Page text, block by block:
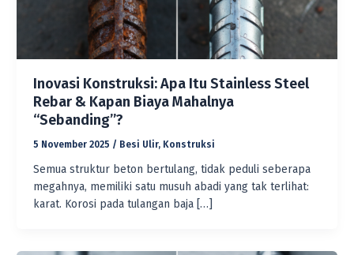
Inovasi Konstruksi: Apa Itu Stainless Steel
Rebar & Kapan Biaya Mahalnya
“Sebanding”?
5 November 2025 / Besi Ulir, Konstruksi
Semua struktur beton bertulang, tidak peduli seberapa
megahnya, memiliki satu musuh abadi yang tak terlihat:
karat. Korosi pada tulangan baja […]